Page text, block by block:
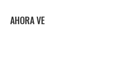
AHORA VE